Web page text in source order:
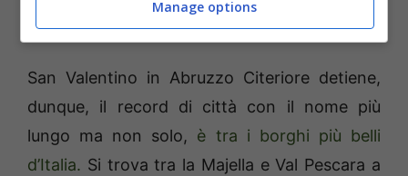
La città con il nome più lungo è in Abruzzo (Tropismi.it)
San Valentino in Abruzzo Citeriore detiene,
dunque, il record di città con il nome più
lungo ma non solo, è tra i borghi più belli
d’Italia. Si trova tra la Majella e Val Pescara a
Manage options